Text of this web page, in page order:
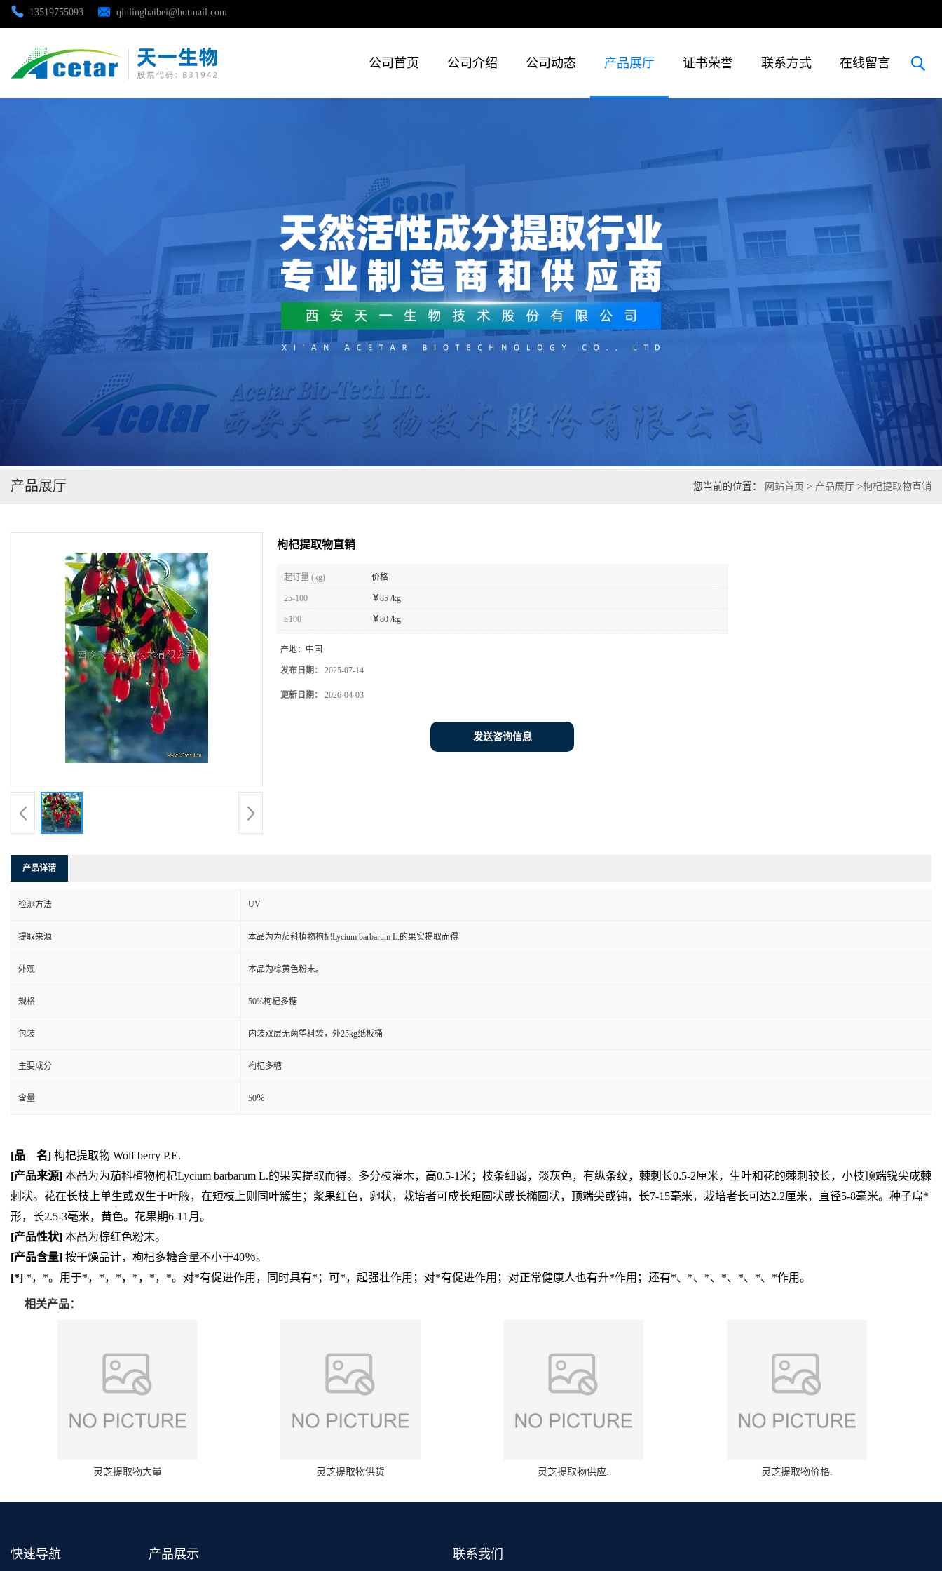
13519755093 qinlinghaibei@hotmail.com
公司首页 公司介绍 公司动态 产品展厅 证书荣誉 联系方式 在线留言
在线留言
产品展厅 您当前的位置： 网站首页 > 产品展厅 >枸杞提取物直销
枸杞提取物直销
起订量 (kg) 价格
25-100 ￥85 /kg
≥100 ￥80 /kg
产地： 中国
发布日期： 2025-07-14
更新日期： 2026-04-03
发送咨询信息
产品详请
检测方法 UV
提取来源 本品为为茄科植物枸杞Lycium barbarum L.的果实提取而得
外观 本品为棕黄色粉末。
规格 50%枸杞多糖
包装 内装双层无菌塑料袋，外25kg纸板桶
主要成分 枸杞多糖
含量 50％
[品 名] 枸杞提取物 Wolf berry P.E.
[产品来源] 本品为为茄科植物枸杞Lycium barbarum L.的果实提取而得。多分枝灌木，高0.5-1米；枝条细弱，淡灰色，有纵条纹，棘刺长0.5-2厘米，生叶和花的棘刺较长，小枝顶端锐尖成棘
刺状。花在长枝上单生或双生于叶腋，在短枝上则同叶簇生；浆果红色，卵状，栽培者可成长矩圆状或长椭圆状，顶端尖或钝，长7-15毫米，栽培者长可达2.2厘米，直径5-8毫米。种子扁*
形，长2.5-3毫米，黄色。花果期6-11月。
[产品性状] 本品为棕红色粉末。
[产品含量] 按干燥品计，枸杞多糖含量不小于40％。
[*] *，*。用于*，*，*，*，*，*。对*有促进作用，同时具有*；可*，起强壮作用；对*有促进作用；对正常健康人也有升*作用；还有*、*、*、*、*、*、*作用。
相关产品：
灵芝提取物大量 灵芝提取物供货 灵芝提取物供应. 灵芝提取物价格.
快速导航 产品展示 联系我们